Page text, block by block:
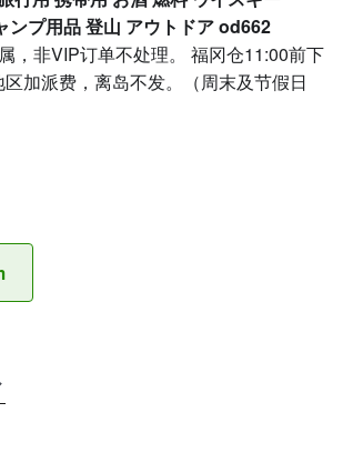
ンプ用品 登山 アウトドア od662
，非VIP订单不处理。 福冈仓11:00前下
加派费，离岛不发。（周末及节假日